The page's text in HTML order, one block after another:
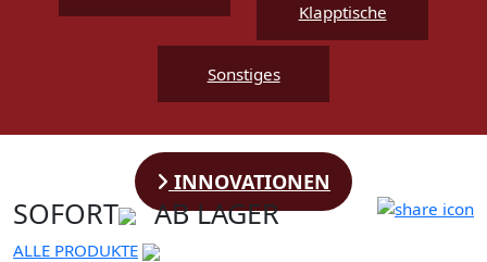
Klapptische
Sonstiges
INNOVATIONEN
SOFORT AB LAGER
ALLE PRODUKTE